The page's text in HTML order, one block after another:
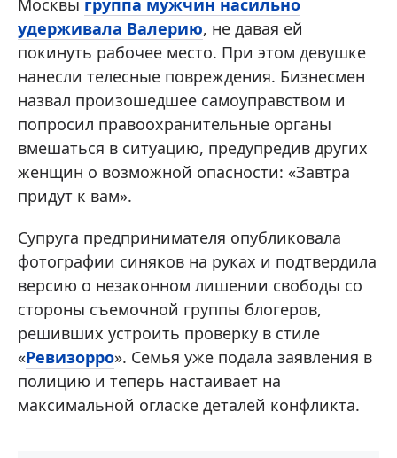
Москвы группа мужчин насильно
удерживала Валерию, не давая ей
покинуть рабочее место. При этом девушке
нанесли телесные повреждения. Бизнесмен
назвал произошедшее самоуправством и
попросил правоохранительные органы
вмешаться в ситуацию, предупредив других
женщин о возможной опасности: «Завтра
придут к вам».
Супруга предпринимателя опубликовала
фотографии синяков на руках и подтвердила
версию о незаконном лишении свободы со
стороны съемочной группы блогеров,
решивших устроить проверку в стиле
«Ревизорро». Семья уже подала заявления в
полицию и теперь настаивает на
максимальной огласке деталей конфликта.